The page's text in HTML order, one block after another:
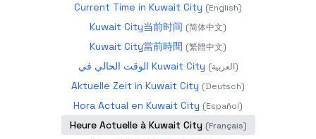
Current Time in Kuwait City (English)
Kuwait City当前时间 (简体中文)
Kuwait City當前時間 (繁體中文)
الوقت الحالي في Kuwait City (العربية)
Aktuelle Zeit in Kuwait City (Deutsch)
Hora Actual en Kuwait City (Español)
Heure Actuelle à Kuwait City (Français)